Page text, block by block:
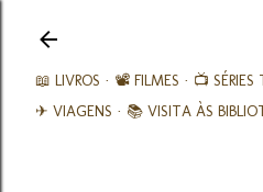
📖 LIVROS 📽️ FILMES 📺 SÉRIES
✈ VIAGENS
📚︎ VISITA ÀS